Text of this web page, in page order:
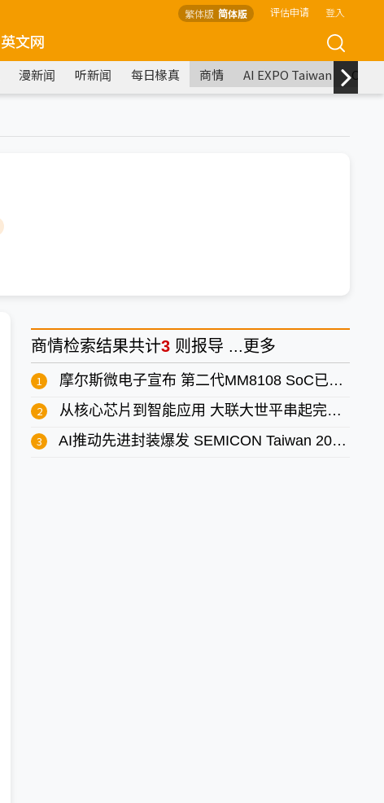
繁体版 简体版 评估申请 登入
英文网
漫新闻 听新闻 每日椽真 商情 AI EXPO Taiwan
商情检索结果共计3 则报导 ... 更多
摩尔斯微电子宣布 第二代MM8108 SoC已全面量产并正式上市
从核心芯片到智能应用 大联大世平串起完整AI版图
AI推动先进封装爆发 SEMICON Taiwan 2025 汇聚全球力量